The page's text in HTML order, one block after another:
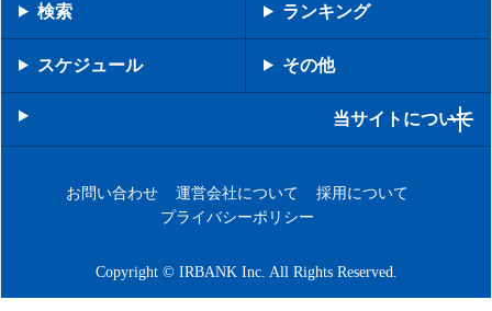
検索 ランキング
スケジュール その他
当サイトについて
お問い合わせ 運営会社について
採用について
プライバシーポリシー
Copyright © IRBANK Inc. All Rights Reserved.